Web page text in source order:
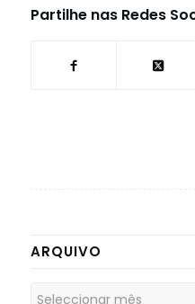
Partilhe nas Redes
ARQUIVO